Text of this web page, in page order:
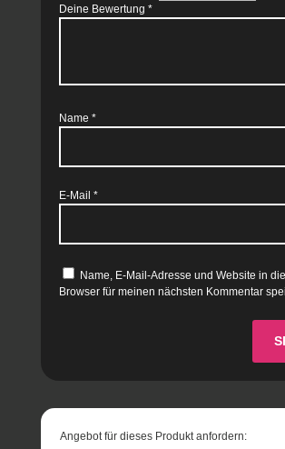
Deine Bewertung *
Name *
E-Mail *
Name, E-Mail-Adresse und Website in
Browser für meinen nächsten Kommentar
Angebot für dieses Produkt anfordern: